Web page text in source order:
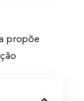
propõe